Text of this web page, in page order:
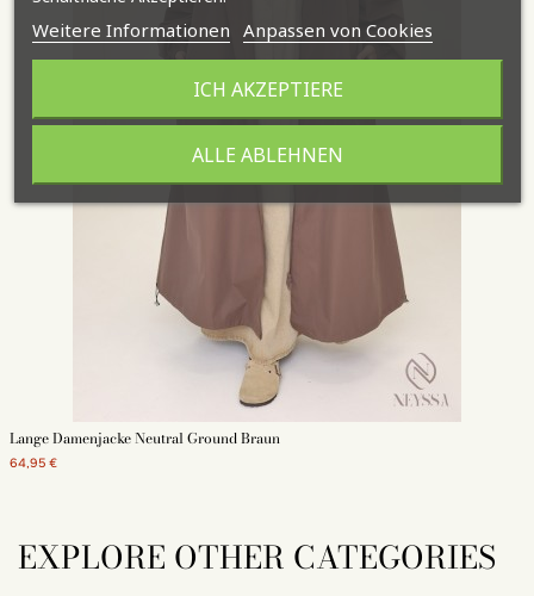
Lange Damenjacke Neutral Ground Braun
64,95 €
EXPLORE OTHER CATEGORIES
Weitere Informationen Anpassen von Cookies
ALLE ABLEHNEN
ICH AKZEPTIERE